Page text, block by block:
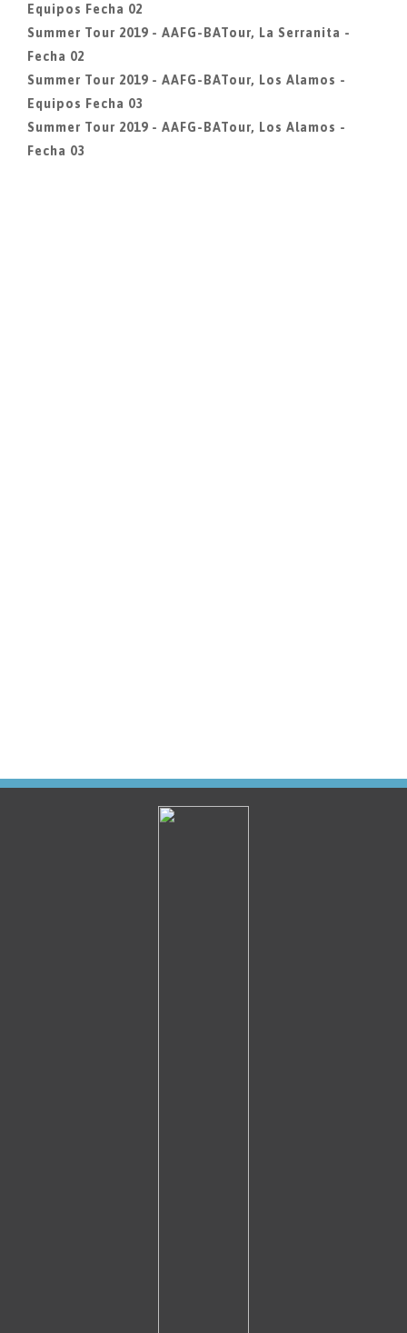
Equipos Fecha 02
Summer Tour 2019 - AAFG-BATour, La Serranita -
Fecha 02
Summer Tour 2019 - AAFG-BATour, Los Alamos -
Equipos Fecha 03
Summer Tour 2019 - AAFG-BATour, Los Alamos -
Fecha 03